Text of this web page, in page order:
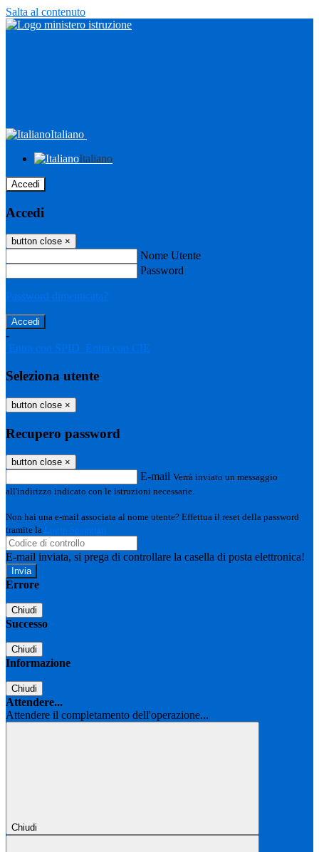
Salta al contenuto
Italiano
Italiano
Accedi
Accedi
button close ×
Nome Utente
Password
Password dimenticata?
-
Entra con SPID
Entra con CIE
Seleziona utente
button close ×
Recupero password
button close ×
E-mail Verrà inviato un messaggio
all'indirizzo indicato con le istruzioni necessarie.
Non hai una e-mail associata al nome utente? Effettua il reset della password
tramite la Login Spaggiari
E-mail inviata, si prega di controllare la casella di posta elettronica!
Errore
Chiudi
Successo
Chiudi
Informazione
Chiudi
Attendere...
Attendere il completamento dell'operazione...
Chiudi